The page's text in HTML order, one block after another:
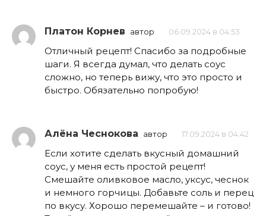
Платон Корнев автор 06.09.2024 в 04:53
Отличный рецепт! Спасибо за подробные
шаги. Я всегда думал, что делать соус
сложно, но теперь вижу, что это просто и
быстро. Обязательно попробую!
Алёна Чеснокова автор 17.09.2024 в 04:42
Если хотите сделать вкусный домашний
соус, у меня есть простой рецепт!
Смешайте оливковое масло, уксус, чеснок
и немного горчицы. Добавьте соль и перец
по вкусу. Хорошо перемешайте – и готово!